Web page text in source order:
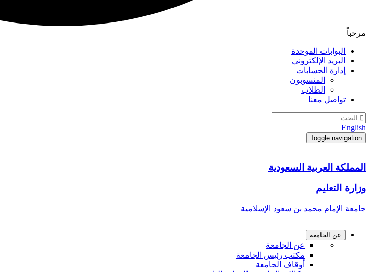
مرحباً
البوابات الموحدة
البريد الإلكتروني
إدارة الحسابات
المنسوبون
الطلاب
تواصل معنا
English
Toggle navigation
المملكة العربية السعودية
وزارة التعليم
جامعة الإمام محمد بن سعود الإسلامية
عن الجامعة
عن الجامعة
مكتب رئيس الجامعة
أوقاف الجامعة